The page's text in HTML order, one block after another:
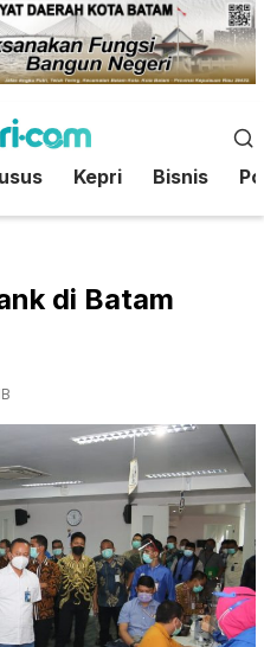
Kepri Bisnis
di Batam